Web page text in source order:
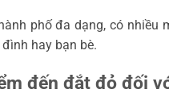
phố đa dạng, có nhiều
hay bạn bè.
đến đắt đỏ đối